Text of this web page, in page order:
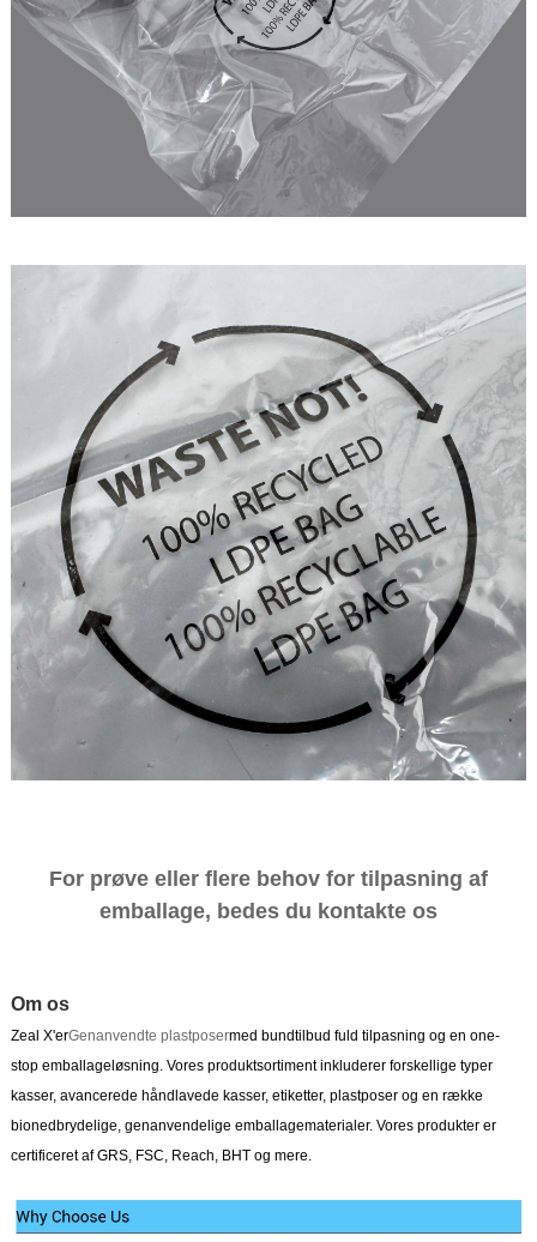
For prøve eller flere behov for tilpasning af
emballage, bedes du kontakte os
Om os
Zeal X'erGenanvendte plastposermed bundtilbud fuld tilpasning og en one-
stop emballageløsning. Vores produktsortiment inkluderer forskellige typer
kasser, avancerede håndlavede kasser, etiketter, plastposer og en række
bionedbrydelige, genanvendelige emballagematerialer. Vores produkter er
certificeret af GRS, FSC, Reach, BHT og mere.